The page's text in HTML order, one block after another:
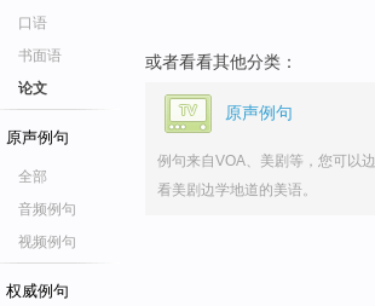
口语
书面语
论文
原声例句
全部
音频例句
视频例句
权威例句
或者看看其他分类：
原声例句
例句来自VOA、美剧等，您可以边
看美剧边学地道的美语。